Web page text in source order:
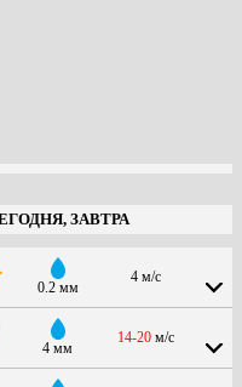
ЗАВТРА
0.2 мм
4 м/с
4 мм
14-20м/с